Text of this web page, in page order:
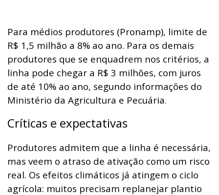
Para médios produtores (Pronamp), limite de
R$ 1,5 milhão a 8% ao ano. Para os demais
produtores que se enquadrem nos critérios, a
linha pode chegar a R$ 3 milhões, com juros
de até 10% ao ano, segundo informações do
Ministério da Agricultura e Pecuária.
Críticas e expectativas
Produtores admitem que a linha é necessária,
mas veem o atraso de ativação como um risco
real. Os efeitos climáticos já atingem o ciclo
agrícola: muitos precisam replanejar plantio